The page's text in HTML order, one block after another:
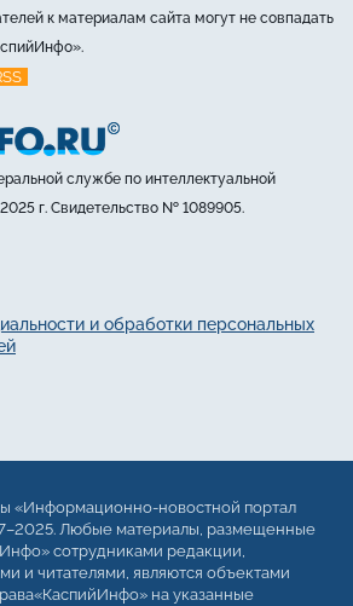
к материалам сайта могут не совпадать
службе по интеллектуальной
г. Свидетельство № 1089905.
и обработки персональных
«Информационно-новостной портал
Любые материалы, размещенные
сотрудниками редакции,
и читателями, являются объектами
на указанные